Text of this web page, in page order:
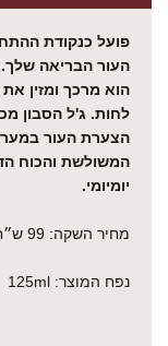
פועל כנקודת
העור הבריאה שלך.
הוא מרכך ומזין
לחות. ג'ל הסבון
הצערת העור
המשולשת והכוח
יומיומי.
מחיר השקה: 99 ש״ח
נפח המוצר: 125ml